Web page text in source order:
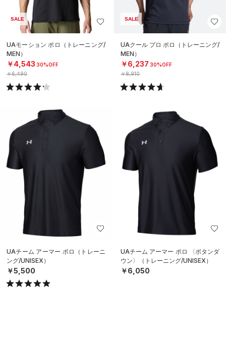
SALE
UAモーション ポロ（トレーニング/
MEN）
￥4,543 30%OFF
￥6,490
SALE
UAクール プロ ポロ（トレーニング/
MEN）
￥6,237 30%OFF
￥8,910
UAチーム アーマー ポロ（トレーニ
ング/UNISEX）
￥5,500
UAチーム アーマー ポロ 〈ボタンダ
ウン〉（トレーニング/UNISEX）
￥6,050